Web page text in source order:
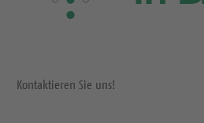
Kontaktieren Sie uns!